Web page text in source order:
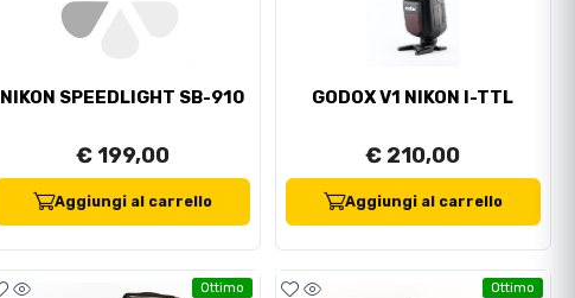
NIKON SPEEDLIGHT SB-910
€ 199,00
Aggiungi al carrello
GODOX V1 NIKON I-TTL
€ 210,00
Aggiungi al carrello
Ottimo Ottimo